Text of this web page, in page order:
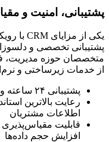
پشتیبانی، امنیت و
پشتیبانی تخصصی و
متخصصان حوزه مدیریت،
از خدمات زیرساختی و
پشتیبانی ۲۴ ساعته و پاسخ‌گویی سریع به نیازها
رعایت بالاترین
اطلاعات مشتریان
قابلیت
افزایش حجم داده‌ها